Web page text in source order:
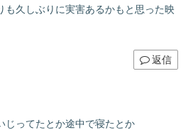
も久しぶりに実害あるかもと思った映
返信
じってたとか途中で寝たとか